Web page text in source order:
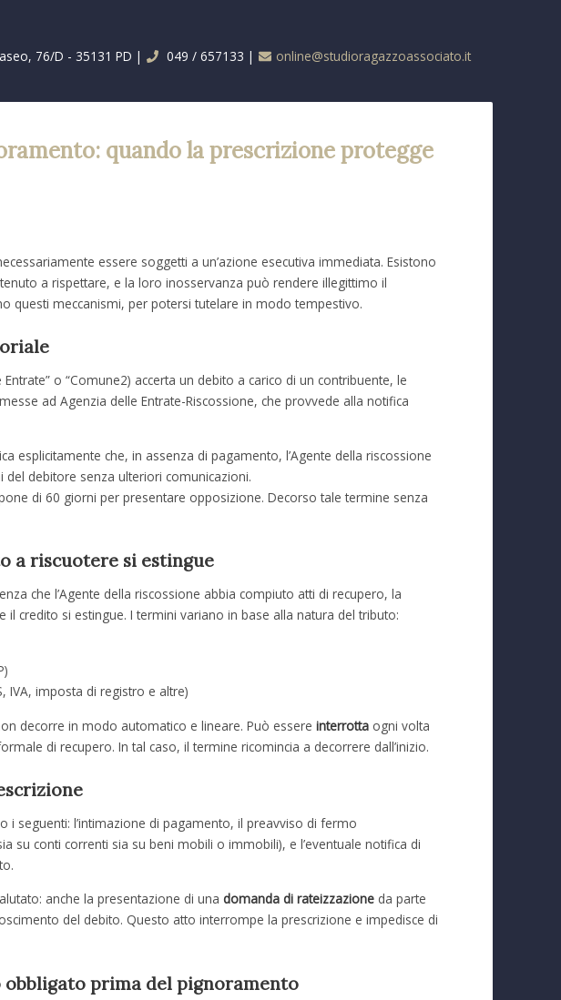
76/D - 35131 PD | 049 / 657133 | online@studioragazzoassociato.it
quando la prescrizione protegge
essere soggetti a un’azione esecutiva immediata. Esistono
a rispettare, e la loro inosservanza può rendere illegittimo il
questi meccanismi, per potersi tutelare in modo tempestivo.
o “Comune2) accerta un debito a carico di un contribuente, le
ad Agenzia delle Entrate-Riscossione, che provvede alla notifica
esplicitamente che, in assenza di pagamento, l’Agente della riscossione
del debitore senza ulteriori comunicazioni.
di 60 giorni per presentare opposizione. Decorso tale termine senza
a riscuotere si estingue
che l’Agente della riscossione abbia compiuto atti di recupero, la
il credito si estingue. I termini variano in base alla natura del tributo:
IVA, imposta di registro e altre)
decorre in modo automatico e lineare. Può essere interrottaogni volta
di recupero. In tal caso, il termine ricomincia a decorrere dall’inizio.
i seguenti: l’intimazione di pagamento, il preavviso di fermo
su conti correnti sia su beni mobili o immobili), e l’eventuale notifica di
anche la presentazione di una domanda di rateizzazioneda parte
del debito. Questo atto interrompe la prescrizione e impedisce di
obbligato prima del pignoramento